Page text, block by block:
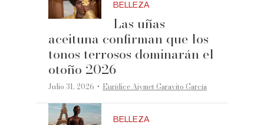
BELLEZA
Las uñas
aceituna confirman que los
tonos terrosos dominarán el
otoño 2026
Julio 31, 2026 ·Eurídice Aiymet Garavito García
BELLEZA